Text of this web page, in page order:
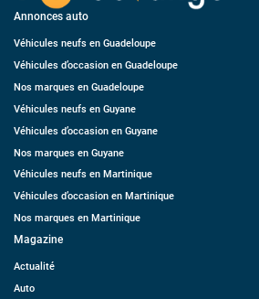
Annonces auto
Véhicules neufs en Guadeloupe
Véhicules d’occasion en Guadeloupe
Nos marques en Guadeloupe
Véhicules neufs en Guyane
Véhicules d’occasion en Guyane
Nos marques en Guyane
Véhicules neufs en Martinique
Véhicules d’occasion en Martinique
Nos marques en Martinique
Magazine
Actualité
Auto